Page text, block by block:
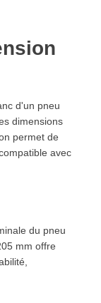
?
4
en
d'un pneu
dimensions
permet de
avec
du pneu
mm offre